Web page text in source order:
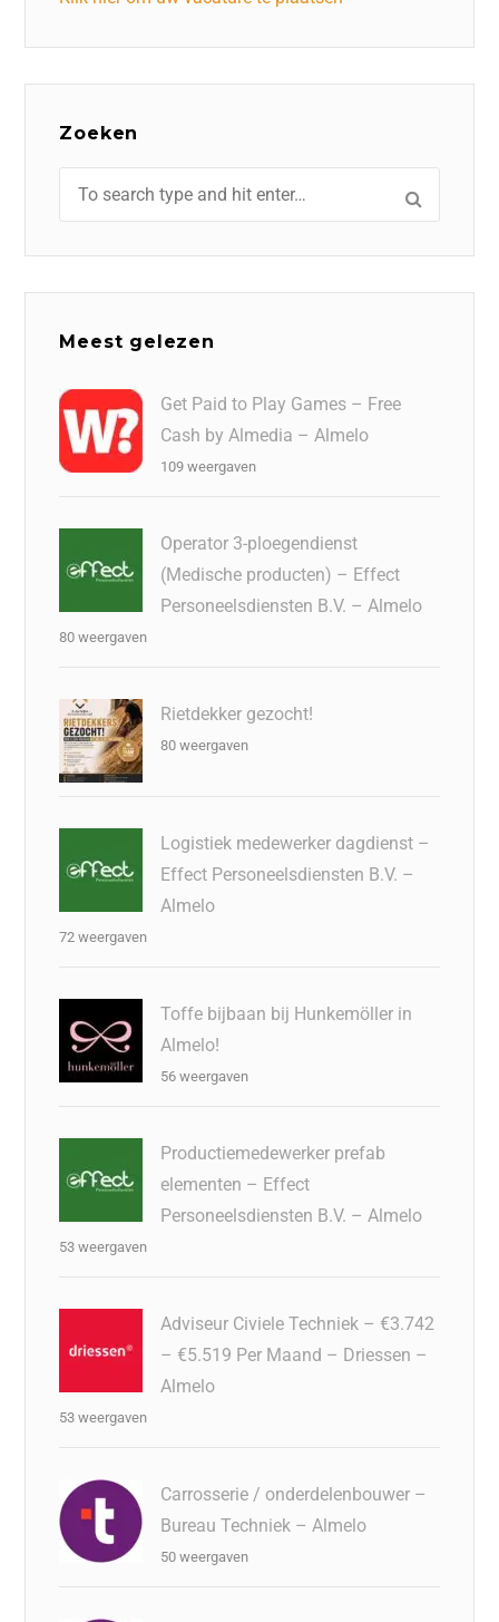
Zoeken
Meest gelezen
Get Paid to Play Games – Free
Cash by Almedia – Almelo
109 weergaven
Operator 3-ploegendienst
(Medische producten) – Effect
Personeelsdiensten B.V. – Almelo
80 weergaven
Rietdekker gezocht!
80 weergaven
Logistiek medewerker dagdienst –
Effect Personeelsdiensten B.V. –
Almelo
72 weergaven
Toffe bijbaan bij Hunkemöller in
Almelo!
56 weergaven
Productiemedewerker prefab
elementen – Effect
Personeelsdiensten B.V. – Almelo
53 weergaven
Adviseur Civiele Techniek – €3.742
– €5.519 Per Maand – Driessen –
Almelo
53 weergaven
Carrosserie / onderdelenbouwer –
Bureau Techniek – Almelo
50 weergaven